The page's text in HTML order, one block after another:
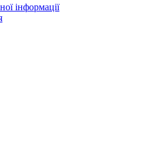
інформації